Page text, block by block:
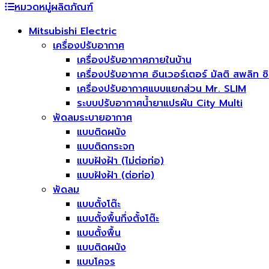
หมวดหมู่ผลิตภัณฑ์
Mitsubishi Electric
เครื่องปรับอากาศ
เครื่องปรับอากาศภายในบ้าน
เครื่องปรับอากาศ อินเวอร์เตอร์ มัลติ สพลิท
เครื่องปรับอากาศแบบแยกส่วน Mr. SLIM
ระบบปรับอากาศน้ำยาแปรผัน City Multi
พัดลมระบายอากาศ
แบบติดผนัง
แบบติดกระจก
แบบฝังฝ้า (ไม่ต่อท่อ)
แบบฝังฝ้า (ต่อท่อ)
พัดลม
แบบตั้งโต๊ะ
แบบตั้งพื้นกึ่งตั้งโต๊ะ
แบบตั้งพื้น
แบบติดผนัง
แบบโคจร